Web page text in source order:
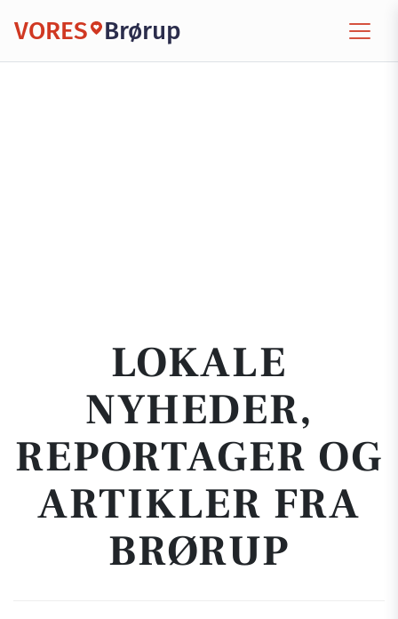
VORES Brørup
LOKALE
NYHEDER,
REPORTAGER OG
ARTIKLER FRA
BRØRUP